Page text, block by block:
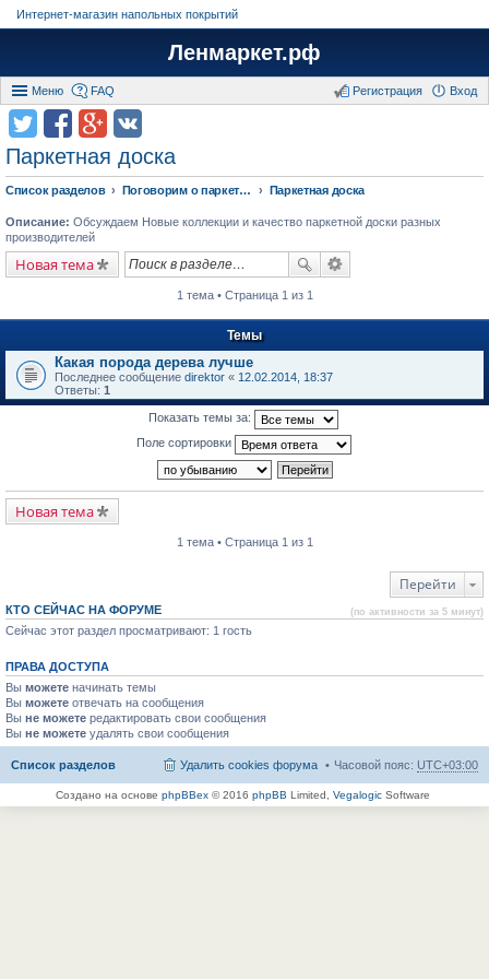
Интернет-магазин напольных покрытий
Ленмаркет.рф
Меню FAQ Вход
Регистрация
Паркетная доска
Список разделов Поговорим о паркете (обсуждение и сравнения Паркетной и массивной доски разных производителей) Паркетная доска
Описание: Обсуждаем Новые коллекции и качество паркетной доски разных
производителей
Новая тема
1 тема • Страница 1 из 1
Темы
Какая порода дерева лучше
Последнее сообщение direktor « 12.02.2014, 18:37
Ответы: 1
Показать темы за:
Поле сортировки
Новая тема
1 тема • Страница 1 из 1
Перейти
КТО СЕЙЧАС НА ФОРУМЕ (по активности за 5 минут)
Сейчас этот раздел просматривают: 1 гость
ПРАВА ДОСТУПА
Вы можете начинать темы
Вы можете отвечать на сообщения
Вы не можете редактировать свои сообщения
Вы не можете удалять свои сообщения
Список разделов Часовой пояс: UTC+03:00
Удалить cookies форума
Создано на основе phpBBex© 2016 phpBB Limited, VegalogicSoftware